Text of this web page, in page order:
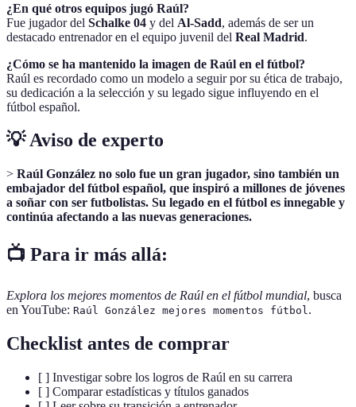
¿En qué otros equipos jugó Raúl?
Fue jugador del Schalke 04 y del Al-Sadd, además de ser un
destacado entrenador en el equipo juvenil del Real Madrid.
¿Cómo se ha mantenido la imagen de Raúl en el fútbol?
Raúl es recordado como un modelo a seguir por su ética de trabajo,
su dedicación a la selección y su legado sigue influyendo en el
fútbol español.
💡 Aviso de experto
> Raúl González no solo fue un gran jugador, sino también un
embajador del fútbol español, que inspiró a millones de jóvenes
a soñar con ser futbolistas. Su legado en el fútbol es innegable y
continúa afectando a las nuevas generaciones.
📺 Para ir más allá:
Explora los mejores momentos de Raúl en el fútbol mundial, busca
en YouTube: Raúl González mejores momentos fútbol.
Checklist antes de comprar
[ ] Investigar sobre los logros de Raúl en su carrera
[ ] Comparar estadísticas y títulos ganados